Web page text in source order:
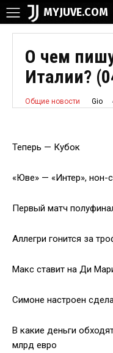
MYJUVE.COM
О чем
Италии?
Общие новости Gio
Теперь — Кубок
«Юве» — «Интер», нон-
Первый матч
Аллегри гонится за
Макс ставит на Ди
Симоне настроен
В какие деньги
млрд евро